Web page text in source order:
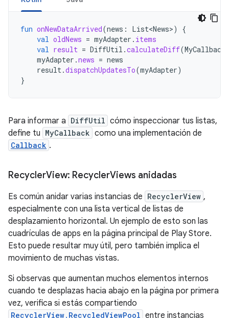
fun onNewDataArrived(news : List<News>)
{
val oldNews = myAdapter . items
val result = DiffUtil .calculateDiff(MyCallback
myAdapter .news = news
result .dispatchUpdatesTo(myAdapter)
}
Para informar a DiffUtil cómo inspeccionar tus listas,
define tu MyCallback como una implementación de
Callback .
RecyclerView: RecyclerViews anidadas
Es común anidar varias instancias de RecyclerView ,
especialmente con una lista vertical de listas de
desplazamiento horizontal. Un ejemplo de esto son las
cuadrículas de apps en la página principal de Play Store.
Esto puede resultar muy útil, pero también implica el
movimiento de muchas vistas.
Si observas que aumentan muchos elementos internos
cuando te desplazas hacia abajo en la página por primera
vez, verifica si estás compartiendo
RecyclerView.RecycledViewPool entre instancias